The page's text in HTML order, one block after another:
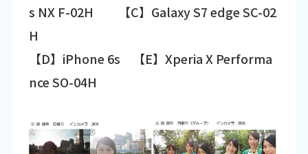
s NX F-02H 【C】Galaxy S7 edge SC-02
H
【D】iPhone 6s 【E】Xperia X Performa
nce SO-04H